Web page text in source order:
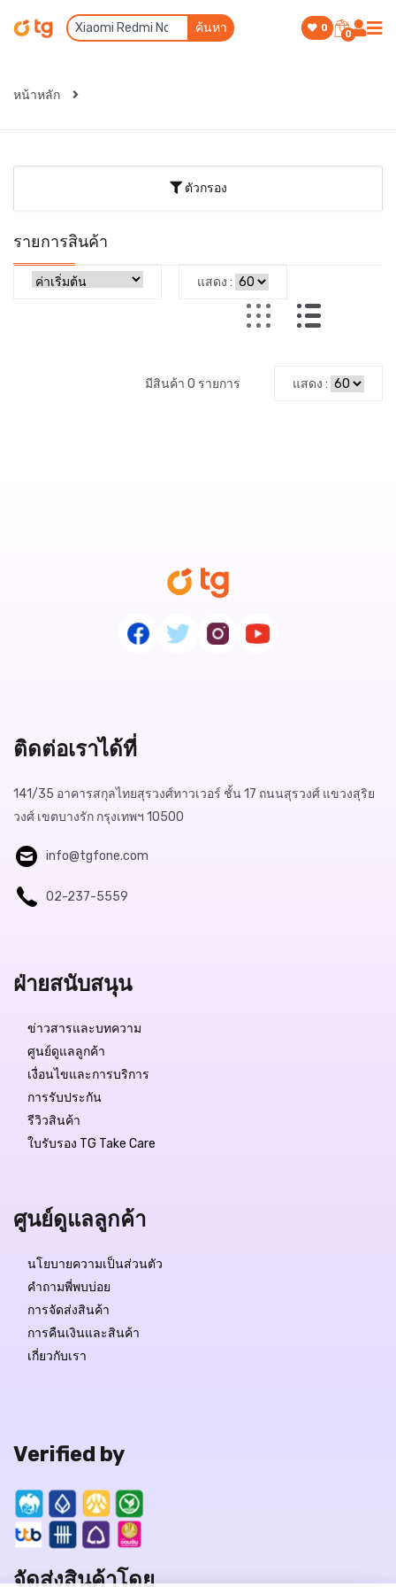
ค้นหา 0
0
หน้าหลัก
ตัวกรอง
รายการสินค้า
แสดง :
มีสินค้า 0 รายการ แสดง :
ติดต่อเราได้ที่
141/35 อาคารสกุลไทยสุรวงศ์ทาวเวอร์ ชั้น 17 ถนนสุรวงศ์ แขวงสุริย
วงศ์ เขตบางรัก กรุงเทพฯ 10500
info@tgfone.com
02-237-5559
ฝ่ายสนับสนุน
ข่าวสารและบทความ
ศูนย์ดูแลลูกค้า
เงื่อนไขและการบริการ
การรับประกัน
รีวิวสินค้า
ใบรับรอง TG Take Care
ศูนย์ดูแลลูกค้า
นโยบายความเป็นส่วนตัว
คำถามพี่พบบ่อย
การจัดส่งสินค้า
การคืนเงินและสินค้า
เกี่ยวกับเรา
Verified by
จัดส่งสินค้าโดย